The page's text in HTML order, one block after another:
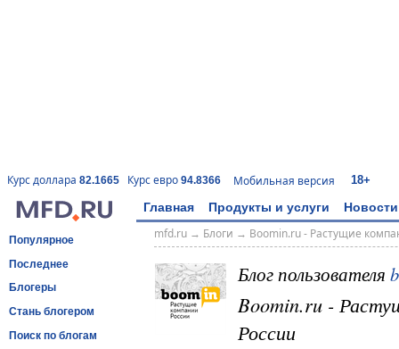
Курс доллара 82.1665 Курс евро 94.8366 Мобильная версия 18+
Главная Продукты и услуги Новости
Популярное
Последнее
Блогеры
Стань блогером
Поиск по блогам
mfd.ru→ Блоги → Boomin.ru - Растущие
Блог пользователя
Boomin.ru -
России